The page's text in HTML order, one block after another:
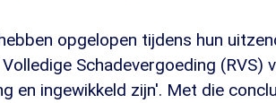
opgelopen tijdens hun
Schadevergoeding (RVS)
en ingewikkeld zijn'. Met die